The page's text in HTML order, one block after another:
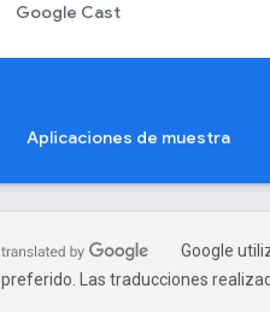
Google Cast
Aplicaciones de muestra
Google
preferido. Las traducciones